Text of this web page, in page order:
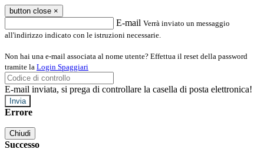
button close ×
E-mail Verrà inviato un messaggio
all'indirizzo indicato con le istruzioni necessarie.
Non hai una e-mail associata al nome utente? Effettua il reset della password
tramite la Login Spaggiari
E-mail inviata, si prega di controllare la casella di posta elettronica!
Errore
Chiudi
Successo